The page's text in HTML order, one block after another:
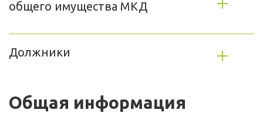
общего имущества МКД
Должники
Общая информация